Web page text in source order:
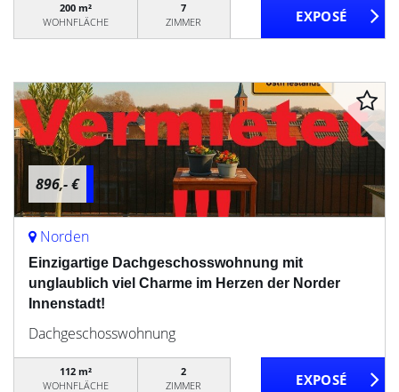
200 m²
WOHNFLÄCHE
7
ZIMMER
896,- €
Norden
Einzigartige Dachgeschosswohnung mit
unglaublich viel Charme im Herzen der Norder
Innenstadt!
Dachgeschosswohnung
112 m²
WOHNFLÄCHE
2
ZIMMER